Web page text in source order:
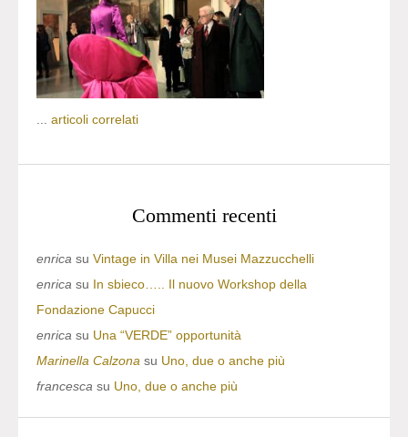
articoli correlati
Commenti recenti
enrica su Vintage in Villa nei Musei Mazzucchelli
enrica su In sbieco….. Il nuovo Workshop della
Fondazione Capucci
enrica su Una “VERDE” opportunità
Marinella Calzona su Uno, due o anche più
francesca su Uno, due o anche più